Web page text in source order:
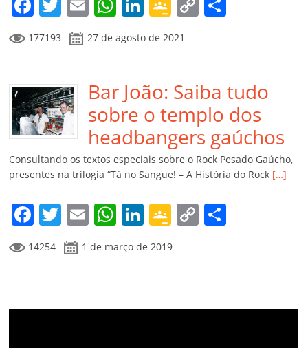
a
c
e
b
o
o
k
w
itt
er
m
ai
l
at
s
A
p
p
n
k
e
dI
n
o
o
gl
e
Cl
a
ss
ro
o
m
y
Li
n
k
p
ar
til
h
ar
177193 27 de agosto de 2021
Bar João: Saiba tudo
sobre o templo dos
headbangers gaúchos
Consultando os textos especiais sobre o Rock Pesado Gaúcho,
presentes na trilogia “Tá no Sangue! – A História do Rock […]
F
a
c
b
T
w
itt
E
m
ai
W
at
A
Li
n
k
dI
G
o
o
e
C
Li ar
14254 1 de março de 2019